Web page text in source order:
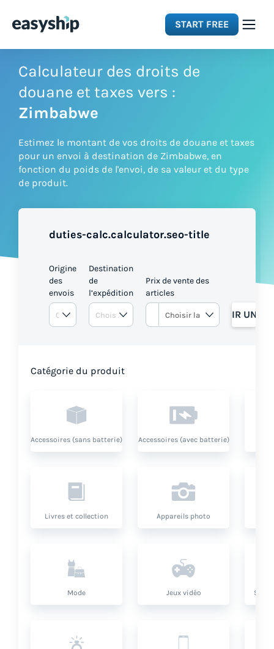
START FREE
Solutions
Features
Integrations
Resources
Calculateur des droits de
douane et taxes vers :
Zimbabwe
Estimez le montant de vos droits de douane et taxes
pour un envoi à destination de Zimbabwe, en
fonction du poids de l'envoi, de sa valeur et du type
de produit.
duties-calc.calculator.seo-title
Origine
des
envois
Destination
de
l’expédition
Prix de vente des
articles
OBTENIR UN
Catégorie du produit
Accessoires (sans batterie) Accessoires (avec batterie)
Livres et collection Appareils photo
Mode Jeux vidéo